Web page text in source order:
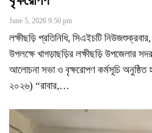
June 5, 2026 9:50 pm
লক্ষীছড়ি প্রতিনিধি, সিএইচটি
উপলক্ষে খাগড়াছড়ির লক্ষীছড়ি উপজেলার
আলোচনা সভা ও বৃক্ষরোপণ কর্মসূচি
২০২৬) “রাবার,…